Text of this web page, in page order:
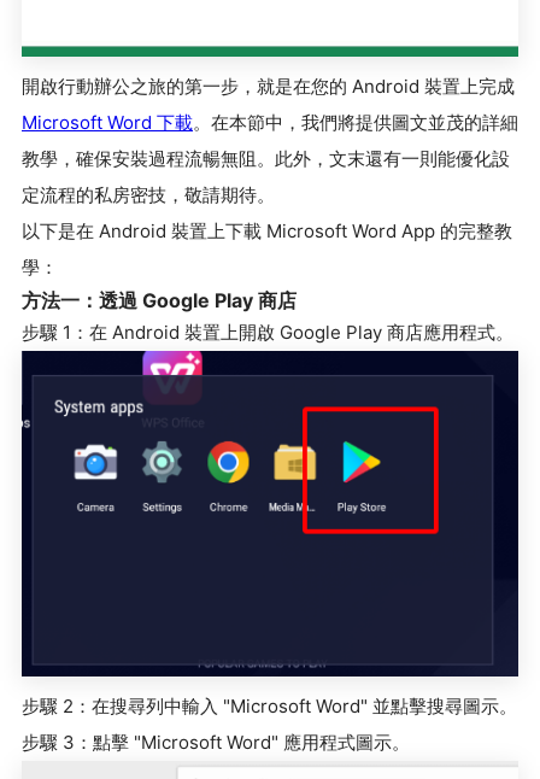
開啟行動辦公之旅的第一步，就是在您的 Android 裝置上完成
Microsoft Word 下載。在本節中，我們將提供圖文並茂的詳細
教學，確保安裝過程流暢無阻。此外，文末還有一則能優化設
定流程的私房密技，敬請期待。
以下是在 Android 裝置上下載 Microsoft Word App 的完整教
學：
方法一：透過 Google Play 商店
步驟 1：在 Android 裝置上開啟 Google Play 商店應用程式。
步驟 2：在搜尋列中輸入 "Microsoft Word" 並點擊搜尋圖示。
步驟 3：點擊 "Microsoft Word" 應用程式圖示。